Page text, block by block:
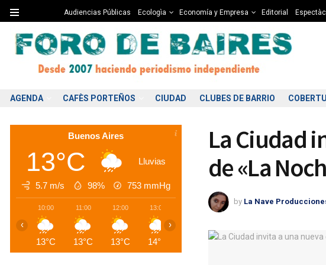
Audiencias Públicas Ecologìa Economía y Empresa Editorial
AGENDA CAFÈS PORTEÑOS CIUDAD CLUBES DE BARRIO
La Ciudad
de «La
by La Nave
Buenos Aires
13°C Lluvias
5.7 m/s 98% 753 mmHg
10:00
13°C
11:00
13°C
12:00
13°C
13:00
14°C
15:00
13°C 14°C 13°C
‹ ›